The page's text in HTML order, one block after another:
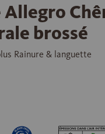
Allegro
brossé
Rainure & languette